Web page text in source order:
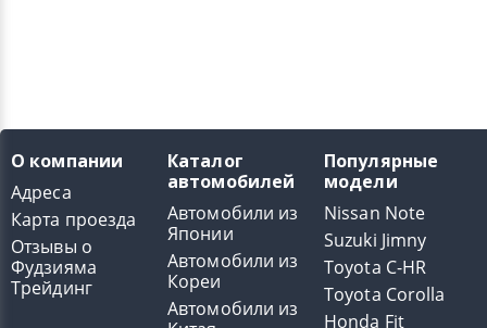
О компании
Адреса
Карта проезда
Отзывы о
Фудзияма
Трейдинг
Каталог
автомобилей
Автомобили из
Японии
Автомобили из
Кореи
Автомобили из
Популярные
модели
Nissan Note
Suzuki Jimny
Toyota C-HR
Toyota Corolla
Honda Fit